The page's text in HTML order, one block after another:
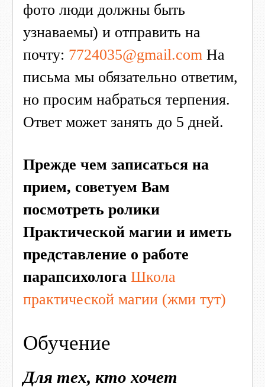
фото люди должны быть
узнаваемы) и отправить на
почту: 7724035@gmail.com На
письма мы обязательно ответим,
но просим набраться терпения.
Ответ может занять до 5 дней.
Прежде чем записаться на
прием, советуем Вам
посмотреть ролики
Практической магии и иметь
представление о работе
парапсихолога Школа
практической магии (жми тут)
Обучение
Для тех, кто хочет